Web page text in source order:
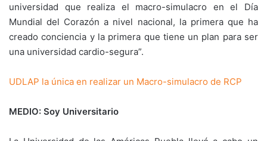
universidad que realiza el macro-simulacro en el Día
Mundial del Corazón a nivel nacional, la primera que ha
creado conciencia y la primera que tiene un plan para ser
una universidad cardio-segura”.
UDLAP la única en realizar un Macro-simulacro de RCP
MEDIO: Soy Universitario